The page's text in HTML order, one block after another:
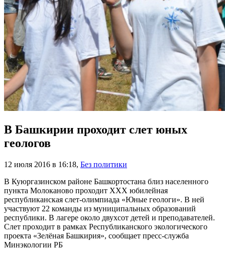
В Башкирии проходит слет юных
геологов
12 июля 2016 в 16:18, Без политики
В Куюргазинском районе Башкортостана близ населенного
пункта Молоканово проходит XXX юбилейная
республиканская слет-олимпиада «Юные геологи». В ней
участвуют 22 команды из муниципальных образований
республики. В лагере около двухсот детей и преподавателей.
Слет проходит в рамках Республиканского экологического
проекта «Зелёная Башкирия», сообщает пресс-служба
Минэкологии РБ